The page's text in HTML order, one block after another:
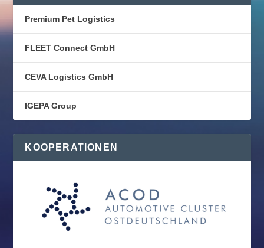
Premium Pet Logistics
FLEET Connect GmbH
CEVA Logistics GmbH
IGEPA Group
KOOPERATIONEN